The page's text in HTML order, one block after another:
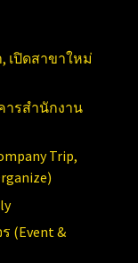
เปิดสาขาใหม่
ารสำนักงาน
Trip,
(Event &